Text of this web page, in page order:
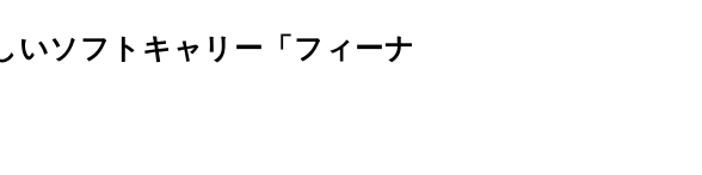
いソフトキャリー「フィーナ